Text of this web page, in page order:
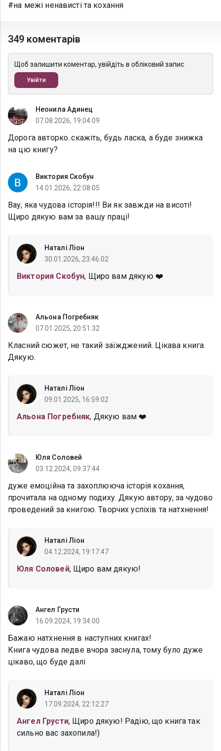
#на межі ненависті та кохання
349 коментарів
Щоб залишити коментар, увійдіть в обліковий запис
Увійти
Неонила Адинец
07.08.2026, 19:04:09
Дорога авторко..скажіть, будь ласка, а буде знижка
на цю книгу?
Виктория Скобун
14.01.2026, 22:08:05
Вау, яка чудова історія!!! Ви як завжди на висоті!
Щиро дякую вам за вашу праці!
Наталі Ліон
30.01.2026, 23:46:02
Виктория Скобун, Щиро вам дякую ❤️
Альона Погребняк
07.01.2025, 20:51:32
Класний сюжет, не такий заїжджений. Цікава книга.
Дякую.
Наталі Ліон
09.01.2025, 16:59:02
Альона Погребняк, Дякую вам ❤️
Юля Соловей
03.12.2024, 09:37:44
дуже емоційна та захоплююча історія кохання,
прочитала на одному подиху. Дякую автору, за чудово
проведений за книгою. Творчих успіхів та натхнення!
Наталі Ліон
04.12.2024, 19:17:47
Юля Соловей, Щиро вам дякую!
Ангел Грусти
16.09.2024, 19:34:00
Бажаю натхнення в наступних книгах!
Книга чудова ледве вчора заснула, тому було дуже
цікаво, що буде далі
Наталі Ліон
17.09.2024, 22:12:27
Ангел Грусти, Щиро дякую! Радію, що книга так
сильно вас захопила!)